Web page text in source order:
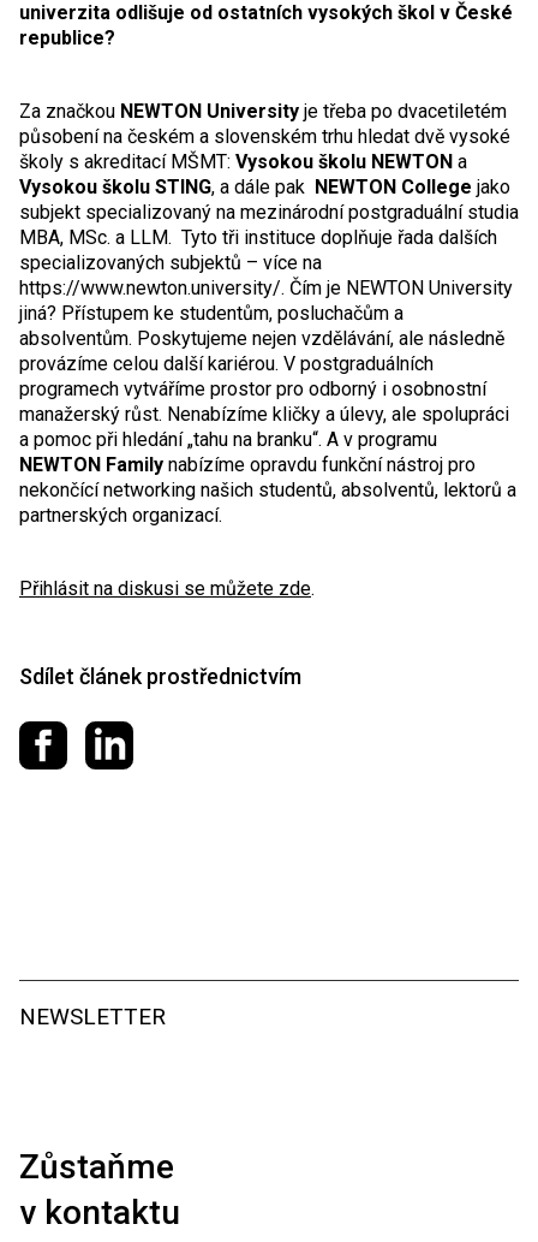
univerzita odlišuje od ostatních vysokých škol v České
republice?
Za značkou NEWTON University je třeba po dvacetiletém
působení na českém a slovenském trhu hledat dvě vysoké
školy s akreditací MŠMT: Vysokou školu NEWTON a
Vysokou školu STING, a dále pak NEWTON College jako
subjekt specializovaný na mezinárodní postgraduální studia
MBA, MSc. a LLM. Tyto tři instituce doplňuje řada dalších
specializovaných subjektů – více na
https://www.newton.university/. Čím je NEWTON University
jiná? Přístupem ke studentům, posluchačům a
absolventům. Poskytujeme nejen vzdělávání, ale následně
provázíme celou další kariérou. V postgraduálních
programech vytváříme prostor pro odborný i osobnostní
manažerský růst. Nenabízíme kličky a úlevy, ale spolupráci
a pomoc při hledání „tahu na branku“. A v programu
NEWTON Family nabízíme opravdu funkční nástroj pro
nekončící networking našich studentů, absolventů, lektorů a
partnerských organizací.
Přihlásit na diskusi se můžete zde.
Sdílet článek prostřednictvím
Sdílet na Facebooku
Sdílet na LinkedIn
NEWSLETTER
Zůstaňme
v kontaktu